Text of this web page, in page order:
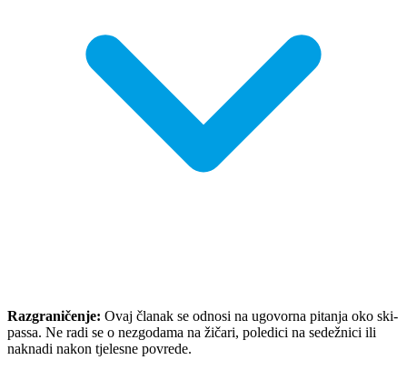
Razgraničenje: Ovaj članak se odnosi na ugovorna pitanja oko ski-
passa. Ne radi se o nezgodama na žičari, poledici na sedežnici ili
naknadi nakon tjelesne povrede.